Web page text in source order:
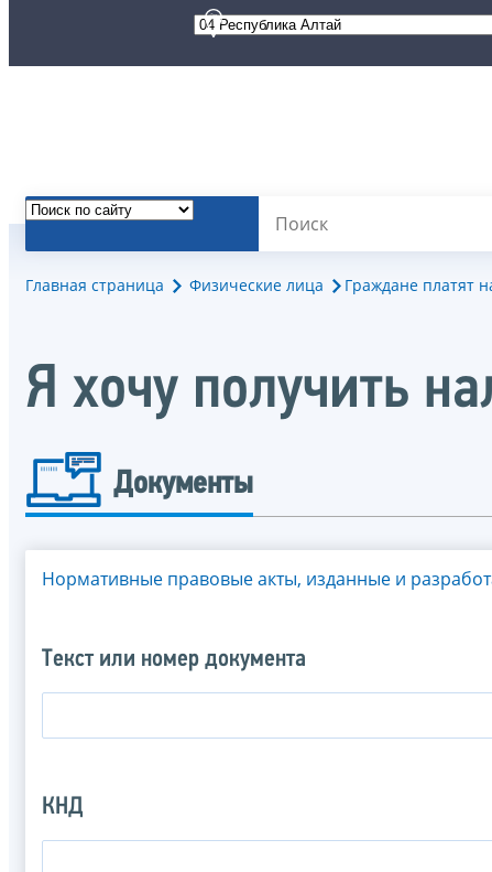
Главная страница Физические лица Граждане платят
Я хочу получить
Документы
Нормативные правовые акты, изданные и
Текст или номер документа
КНД